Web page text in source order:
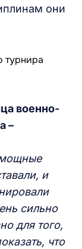
они
военно-
–
и
сильно
для того,
что